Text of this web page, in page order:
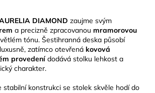
DIAMOND zaujme svým
a precizně zpracovanou mramorovou
tónu. Šestihranná deska působí
zatímco otevřená kovová
provedenídodává stolku lehkost a
charakter.
stabilní konstrukci se stolek skvěle hodí do